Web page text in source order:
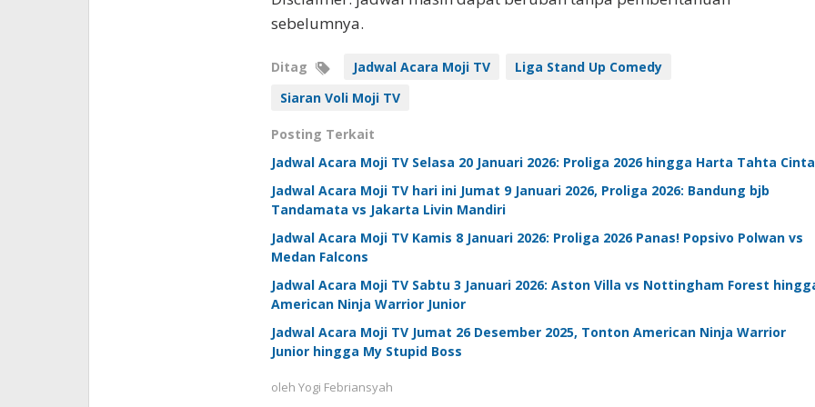
sebelumnya.
Ditag Jadwal Acara Moji TV
Liga Stand Up Comedy
Siaran Voli Moji TV
Posting Terkait
Jadwal Acara Moji TV Selasa 20 Januari 2026: Proliga 2026 hingga Harta Tahta Cinta
Jadwal Acara Moji TV hari ini Jumat 9 Januari 2026, Proliga 2026: Bandung bjb
Tandamata vs Jakarta Livin Mandiri
Jadwal Acara Moji TV Kamis 8 Januari 2026: Proliga 2026 Panas! Popsivo Polwan vs
Medan Falcons
Jadwal Acara Moji TV Sabtu 3 Januari 2026: Aston Villa vs Nottingham Forest
American Ninja Warrior Junior
Jadwal Acara Moji TV Jumat 26 Desember 2025, Tonton American Ninja Warrior
Junior hingga My Stupid Boss
olehYogi Febriansyah